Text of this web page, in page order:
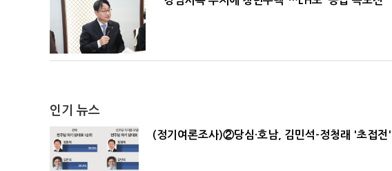
인기 뉴스
(정기여론조사)②당심·호남, 김민석-정청래 '초접전'